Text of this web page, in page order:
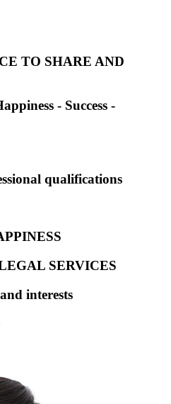
TO SHARE AND
- Success -
qualifications
SERVICES
interests